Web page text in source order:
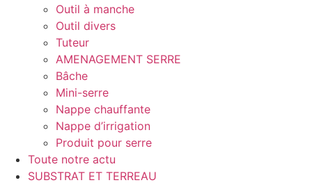
Outil à manche
Outil divers
Tuteur
AMENAGEMENT SERRE
Bâche
Mini-serre
Nappe chauffante
Nappe d’irrigation
Produit pour serre
Toute notre actu
SUBSTRAT ET TERREAU